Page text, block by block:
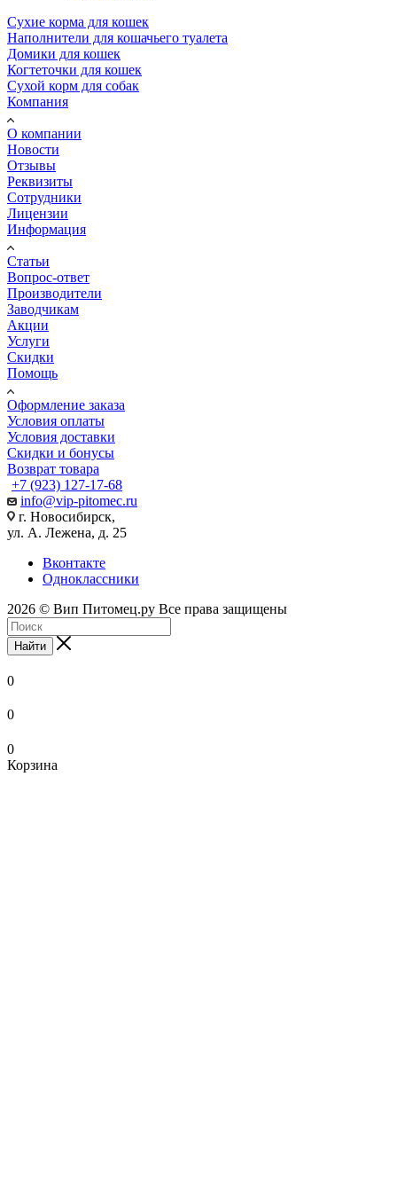
Сухие корма для кошек
Наполнители для кошачьего туалета
Домики для кошек
Когтеточки для кошек
Сухой корм для собак
Компания
О компании
Новости
Отзывы
Реквизиты
Сотрудники
Лицензии
Информация
Статьи
Вопрос-ответ
Производители
Заводчикам
Акции
Услуги
Скидки
Помощь
Оформление заказа
Условия оплаты
Условия доставки
Скидки и бонусы
Возврат товара
+7 (923) 127-17-68
info@vip-pitomec.ru
г. Новосибирск,
ул. А. Лежена, д. 25
Вконтакте
Одноклассники
2026 © Вип Питомец.ру Все права защищены
Найти
0
0
0
Корзина